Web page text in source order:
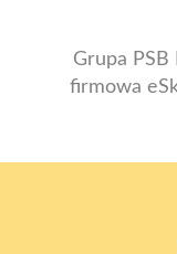
Grupa PSB
firmowa